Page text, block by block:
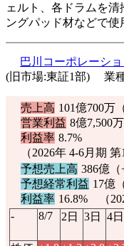
ェルト、各ドラムを
ングパッド材などで使
巴川コーポレーシ
(旧市場:東証1部) 業
売上高 101億700万
営業利益 8億7,500
利益率 8.7%
（2026年 4-6月期 第
予想売上高 386億（
予想経常利益 17億
利益率 16.8% （
-
8/7 2日 3日 4日